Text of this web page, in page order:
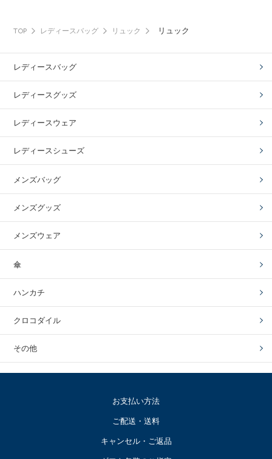
TOP レディースバッグ リュック リュック
レディースバッグ
レディースグッズ
レディースウェア
レディースシューズ
メンズバッグ
メンズグッズ
メンズウェア
傘
ハンカチ
クロコダイル
その他
お支払い方法
ご配送・送料
キャンセル・ご返品